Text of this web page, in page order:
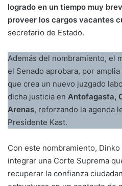
logrado en un tiempo muy
proveer los cargos vacantes
secretario de Estado.
Además del nombramiento, el
el Senado aprobara, por
que crea un nuevo juzgado
dicha justicia en Antofagasta,
Arenas, reforzando la agenda
Presidente Kast.
Con este nombramiento,
integrar una Corte Suprema
recuperar la confianza